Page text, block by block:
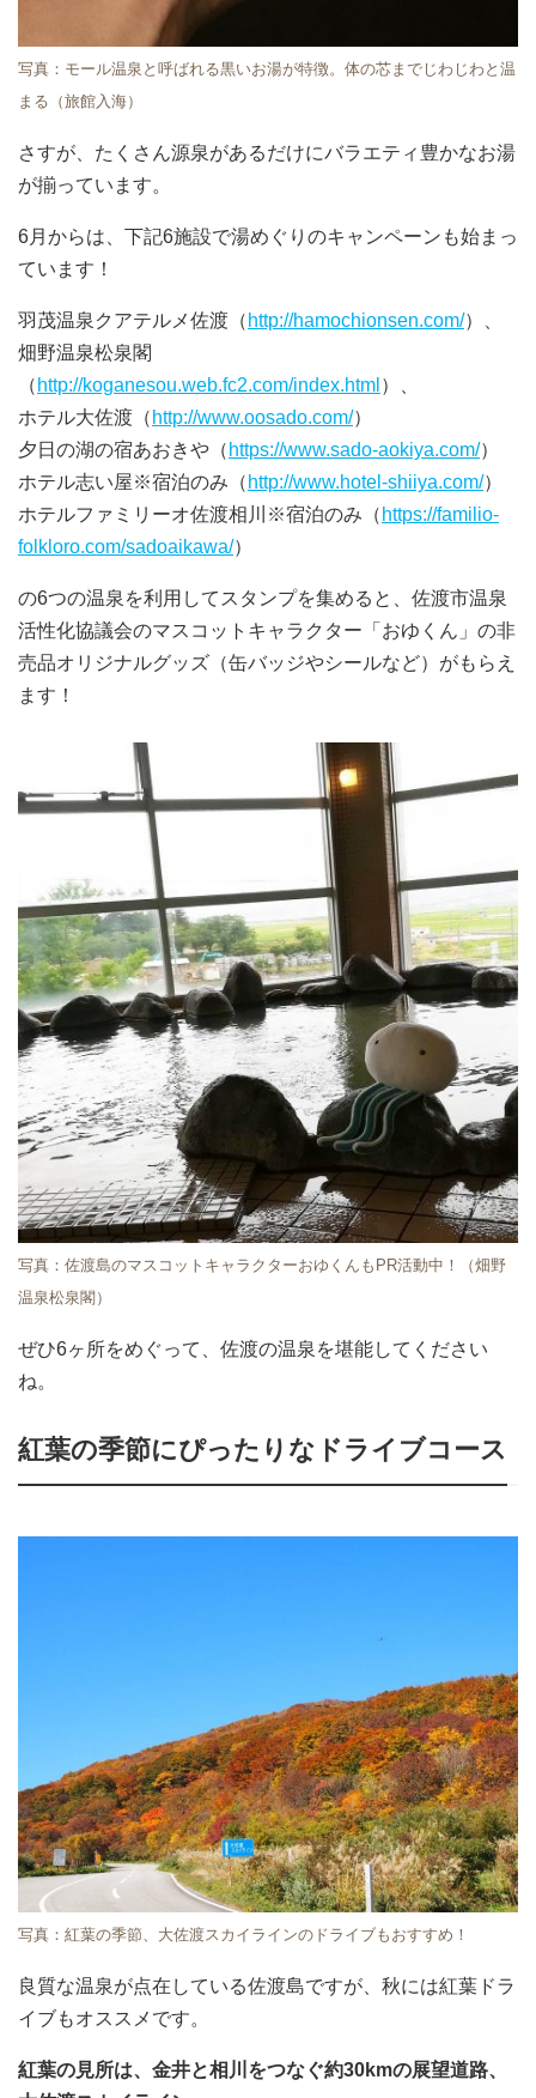
写真：モール温泉と呼ばれる黒いお湯が特徴。体の芯までじわじわと温
まる（旅館入海）
さすが、たくさん源泉があるだけにバラエティ豊かなお湯
が揃っています。
6月からは、下記6施設で湯めぐりのキャンペーンも始まっ
ています！
羽茂温泉クアテルメ佐渡（ http://hamochionsen.com/）、
畑野温泉松泉閣
（ http://koganesou.web.fc2.com/index.html ）、
ホテル大佐渡（ http://www.oosado.com/）
夕日の湖の宿あおきや（ https://www.sado-aokiya.com/）
ホテル志い屋※宿泊のみ（ http://www.hotel-shiiya.com/）
ホテルファミリーオ佐渡相川※宿泊のみ（ https://familio-
folkloro.com/sadoaikawa/）
の6つの温泉を利用してスタンプを集めると、佐渡市温泉
活性化協議会のマスコットキャラクター「おゆくん」の非
売品オリジナルグッズ（缶バッジやシールなど）がもらえ
ます！
写真：佐渡島のマスコットキャラクターおゆくんもPR活動中！（畑野
温泉松泉閣）
ぜひ6ヶ所をめぐって、佐渡の温泉を堪能してください
ね。
紅葉の季節にぴったりなドライブコース
写真：紅葉の季節、大佐渡スカイラインのドライブもおすすめ！
良質な温泉が点在している佐渡島ですが、秋には紅葉ドラ
イブもオススメです。
紅葉の見所は、金井と相川をつなぐ約30kmの展望道路、